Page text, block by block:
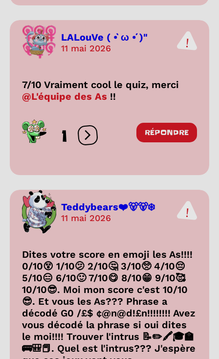
LALouVe ( •̀ ω •́ )"
11 mai 2026
7/10 Vraiment cool le quiz, merci
@L'équipe des As !!
1 Ouvrir les réactions
RÉPONDRE
Teddybears❤️🐻🐻‍❄️
11 mai 2026
Dites votre score en emoji les As!!!!
0/10😵 1/10🫤 2/10🤔 3/10🥺 4/10😔
5/10😑 6/10🙂 7/10😋 8/10😁 9/10🥰
10/10😎. Moi mon score c'est 10/10
😎. Et vous les As??? Phrase a
décodé G0 /£$ ¢@n@d!£n!!!!!!!! Avez
vous décodé la phrase si oui dites
le moi!!!! Trouver l'intrus 📝✏️🖍️🎓🏫
🚌🎒📕. Quel est l'intrus??? J'espère